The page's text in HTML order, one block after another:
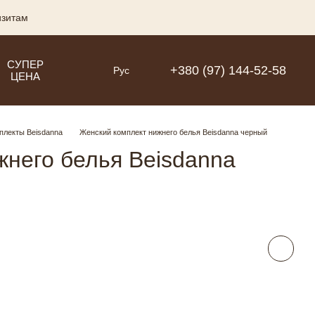
СУПЕР
ЦЕНА
Рус +380 (97) 144-52-58
Beisdanna Женский комплект нижнего белья Beisdanna черный
белья Beisdanna